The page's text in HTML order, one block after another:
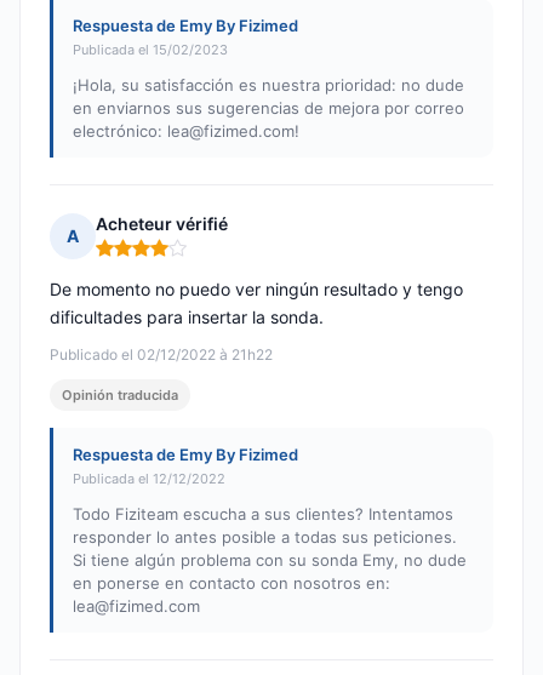
Respuesta de Emy By Fizimed
Publicada el 15/02/2023
¡Hola, su satisfacción es nuestra prioridad: no dude
en enviarnos sus sugerencias de mejora por correo
electrónico: lea@fizimed.com!
A
Acheteur vérifié
Nota: 4 de 5
Publicado el 02/12/2022 à 21h22
De momento no puedo ver ningún resultado y tengo
dificultades para insertar la sonda.
Opinión traducida
Respuesta de Emy By Fizimed
Publicada el 12/12/2022
Todo Fiziteam escucha a sus clientes? Intentamos
responder lo antes posible a todas sus peticiones.
Si tiene algún problema con su sonda Emy, no dude
en ponerse en contacto con nosotros en:
lea@fizimed.com